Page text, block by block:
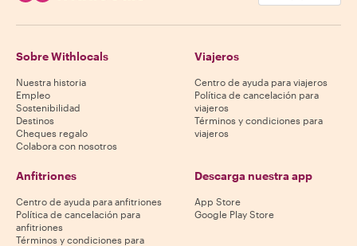
Sobre Withlocals
Nuestra historia
Empleo
Sostenibilidad
Destinos
Cheques regalo
Colabora con nosotros
Viajeros
Centro de ayuda para viajeros
Política de cancelación para
viajeros
Términos y condiciones para
viajeros
Anfitriones
Centro de ayuda para anfitriones
Política de cancelación para
anfitriones
Términos y condiciones para
Descarga nuestra app
App Store
Google Play Store